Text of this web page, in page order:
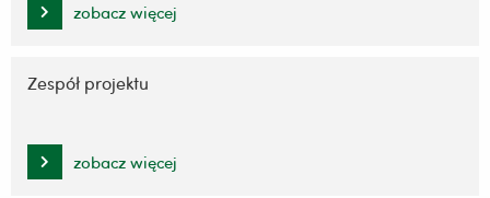
treści
zobacz więcej
Zespół projektu
zobacz więcej